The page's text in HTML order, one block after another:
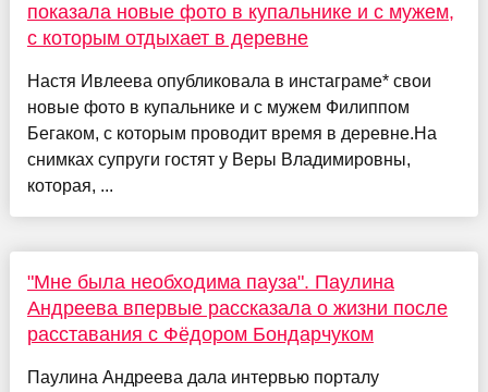
показала новые фото в купальнике и с мужем,
с которым отдыхает в деревне
Настя Ивлеева опубликовала в инстаграме* свои
новые фото в купальнике и с мужем Филиппом
Бегаком, с которым проводит время в деревне.На
снимках супруги гостят у Веры Владимировны,
которая, ...
"Мне была необходима пауза". Паулина
Андреева впервые рассказала о жизни после
расставания с Фёдором Бондарчуком
Паулина Андреева дала интервью порталу